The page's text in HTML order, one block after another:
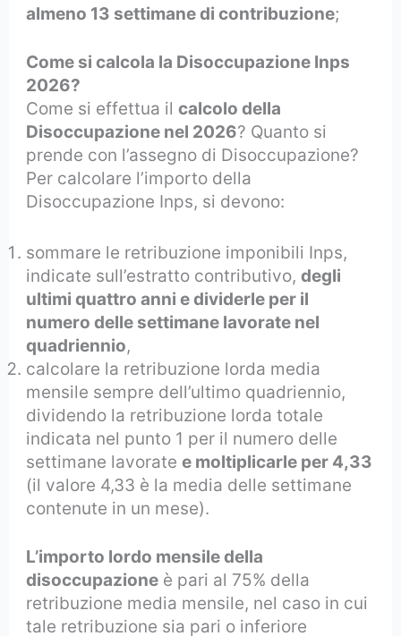
almeno 13 settimane di contribuzione;
Come si calcola la Disoccupazione Inps
2026?
Come si effettua ilcalcolo della
Disoccupazione nel 2026? Quanto si
prende con l’assegno di Disoccupazione?
Per calcolare l’importo della
Disoccupazione Inps, si devono:
sommare le retribuzione imponibili Inps,
indicate sull’estratto contributivo,degli
ultimi quattro anni e dividerle per il
numero delle settimane lavorate nel
quadriennio,
calcolare la retribuzione lorda media
mensile sempre dell’ultimo quadriennio,
dividendo la retribuzione lorda totale
indicata nel punto 1 per il numero delle
settimane lavoratee moltiplicarle per 4,33
(il valore 4,33 è la media delle settimane
contenute in un mese).
L’importo lordo mensile della
disoccupazione è pari al 75% della
retribuzione media mensile, nel caso in cui
tale retribuzione sia pari o inferiore